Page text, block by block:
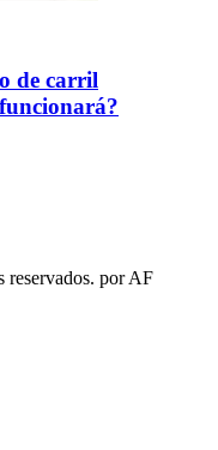
de carril
por AF